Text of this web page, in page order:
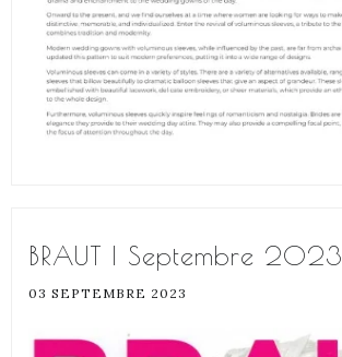
BRAUT | Septembre 2023
03 SEPTEMBRE 2023